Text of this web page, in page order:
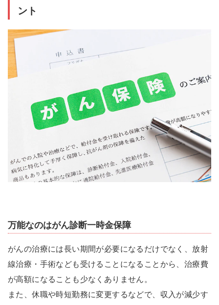
ント
万能なのはがん診断一時金保障
がんの治療には長い期間が必要になるだけでなく、放射
線治療・手術なども受けることになることから、治療費
が高額になることも少なくありません。
また、休職や時短勤務に変更するなどで、収入が減少す